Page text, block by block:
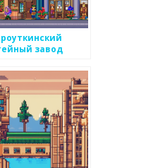
завод